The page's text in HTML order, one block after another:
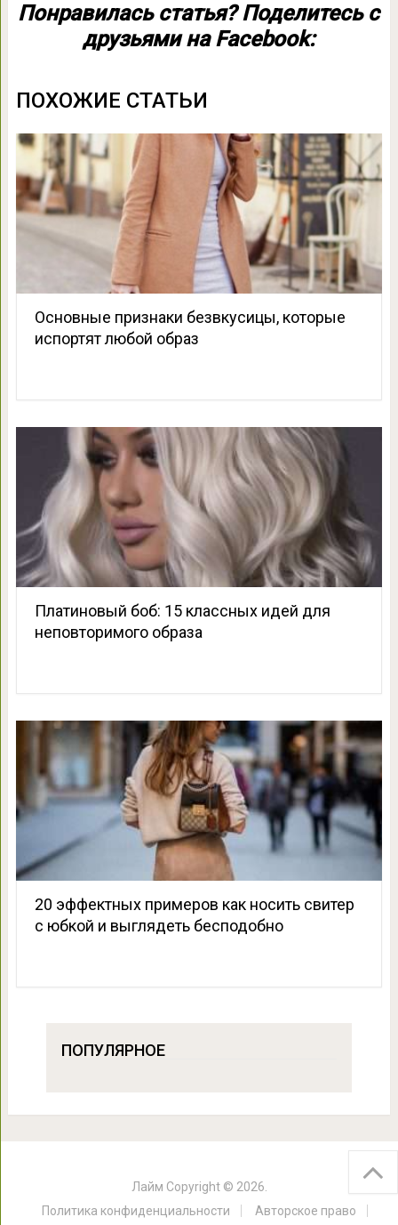
Понравилась статья? Поделитесь с
друзьями на Facebook:
ПОХОЖИЕ СТАТЬИ
Основные признаки безвкусицы, которые
испортят любой образ
Платиновый боб: 15 классных идей для
неповторимого образа
20 эффектных примеров как носить свитер
с юбкой и выглядеть бесподобно
ПОПУЛЯРНОЕ
Лайм Copyright © 2026.
Политика конфиденциальности
Авторское право